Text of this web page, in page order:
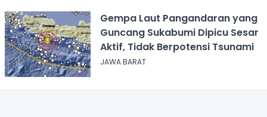
Gempa Laut Pangandaran yang
Guncang Sukabumi Dipicu Sesar
Aktif, Tidak Berpotensi Tsunami
JAWA BARAT